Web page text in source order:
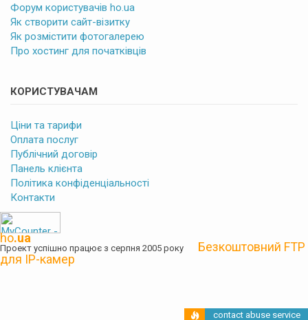
Форум користувачів ho.ua
Як створити сайт-візитку
Як розмістити фотогалерею
Про хостинг для початківців
КОРИСТУВАЧАМ
Ціни та тарифи
Оплата послуг
Публічний договір
Панель клієнта
Політика конфіденціальності
Контакти
ho.ua
Проект успішно працює з серпня 2005 року Безкоштовний FTP
для IP-камер
contact abuse service